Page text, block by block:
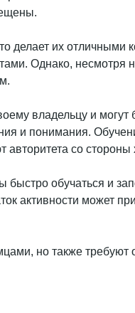
делает их
Однако,
владельцу и
и понимания.
авторитета со стороны
обучаться и
активности может
но также требуют